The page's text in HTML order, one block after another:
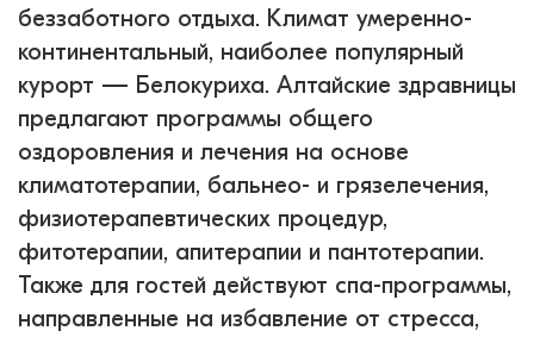
беззаботного отдыха. Климат умеренно-
континентальный, наиболее популярный
курорт — Белокуриха. Алтайские здравницы
предлагают программы общего
оздоровления и лечения на основе
климатотерапии, бальнео- и грязелечения,
физиотерапевтических процедур,
фитотерапии, апитерапии и пантотерапии.
Также для гостей действуют спа-программы,
направленные на избавление от стресса,